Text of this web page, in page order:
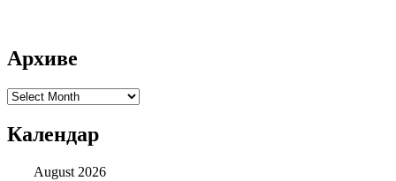
Архиве
Архиве
Календар
August 2026